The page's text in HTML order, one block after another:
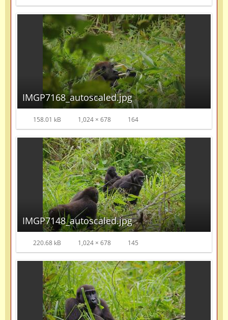
IMGP7168_autoscaled.jpg
158.01 kB 1,024 × 678 164
IMGP7148_autoscaled.jpg
220.68 kB 1,024 × 678 145